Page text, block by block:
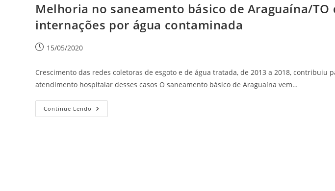
Melhoria no saneamento básico de Araguaína/
internações por água contaminada
15/05/2020
Crescimento das redes coletoras de esgoto e de água tratada, de 2013 a 2018, contribuiu
atendimento hospitalar desses casos O saneamento básico de Araguaína vem…
Continue Lendo